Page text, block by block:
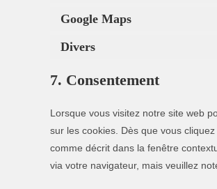
Google Maps
Divers
7. Consentement
Lorsque vous visitez notre site web
sur les cookies. Dès que vous
comme décrit dans la fenêtre
via votre navigateur, mais veuillez